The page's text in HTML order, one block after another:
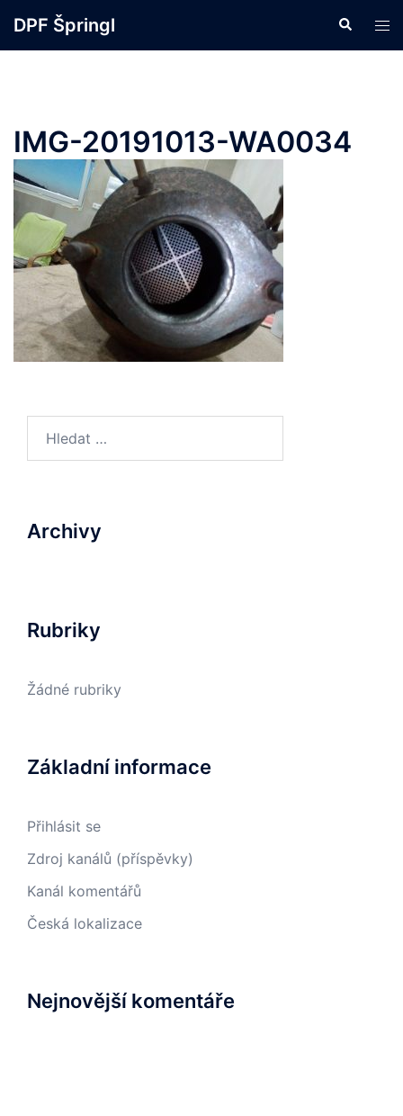
DPF Špringl
IMG-20191013-WA0034
Archivy
Rubriky
Žádné rubriky
Základní informace
Přihlásit se
Zdroj kanálů (příspěvky)
Kanál komentářů
Česká lokalizace
Nejnovější komentáře